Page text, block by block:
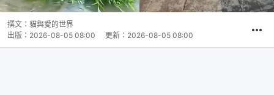
撰文： 貓與愛的世界
出版： 2026-08-05 08:00 更新： 2026-08-05 08:00